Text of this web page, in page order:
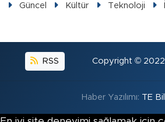
Güncel
Kültür Teknoloji
RSS Copyright © 2022.
Haber Yazılımı: TE